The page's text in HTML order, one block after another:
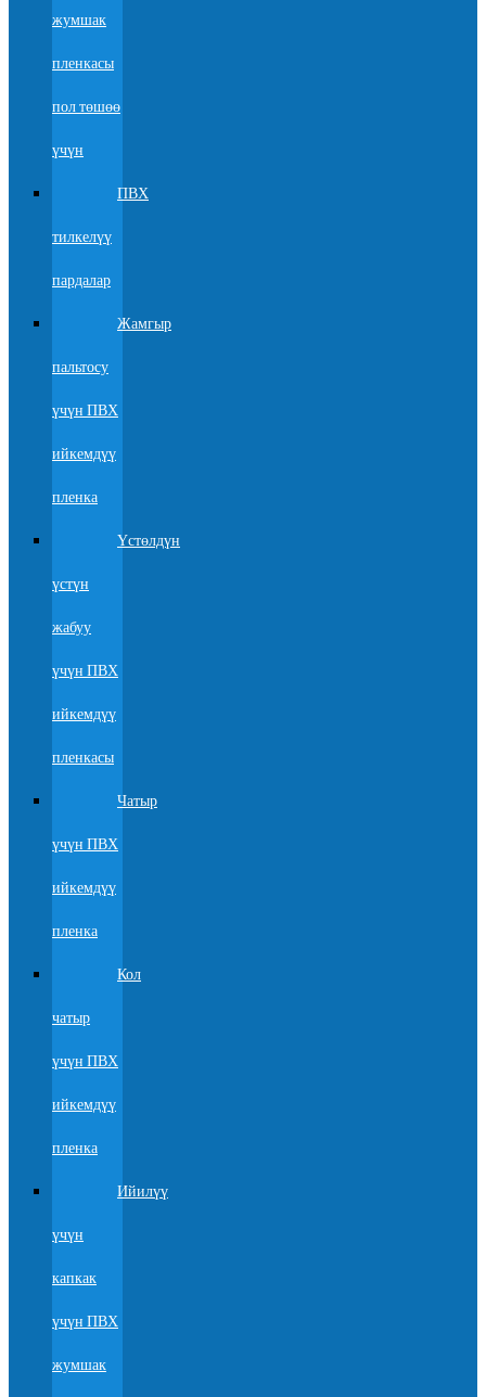
жумшак
пленкасы
пол төшөө
үчүн
ПВХ
тилкелүү
пардалар
Жамгыр
пальтосу
үчүн ПВХ
ийкемдүү
пленка
Үстөлдүн
үстүн
жабуу
үчүн ПВХ
ийкемдүү
пленкасы
Чатыр
үчүн ПВХ
ийкемдүү
пленка
Кол
чатыр
үчүн ПВХ
ийкемдүү
пленка
Ийилүү
үчүн
капкак
үчүн ПВХ
жумшак